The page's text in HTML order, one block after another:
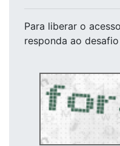
Para liberar o acesso
responda ao